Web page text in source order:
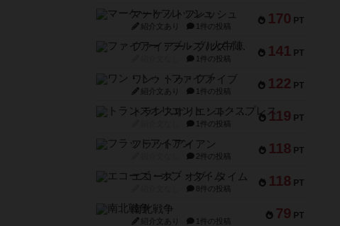
170 PT
マーケットフレッシュ
紹介文あり 1件の投稿
141 PT
ファイアー・ブルズ / 火牛陣
1件の投稿
122 PT
ワン・トゥ・ファイブ
紹介文あり 1件の投稿
119 PT
トランスオリエント・エクスプレス
1件の投稿
118 PT
フラットアイアン
2件の投稿
118 PT
エコーズ・オブ・タイム
8件の投稿
79 PT
南北戦争
紹介文あり 1件の投稿